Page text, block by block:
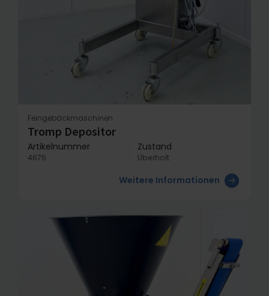
Feingebäckmaschinen
Tromp Depositor
Artikelnummer
4675
Zustand
Überholt
Weitere Informationen